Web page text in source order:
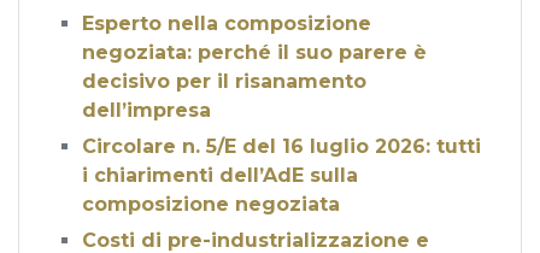
Esperto nella composizione
negoziata: perché il suo parere è
decisivo per il risanamento
dell’impresa
Circolare n. 5/E del 16 luglio 2026: tutti
i chiarimenti dell’AdE sulla
composizione negoziata
Costi di pre-industrializzazione e